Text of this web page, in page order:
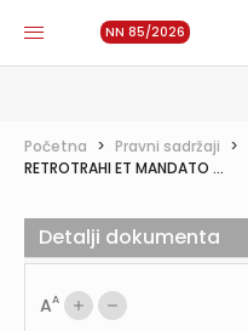
NN 85/2026
Početna > Pravni sadržaji >
RETROTRAHI ET MANDATO ...
AA
Detalji dokumenta